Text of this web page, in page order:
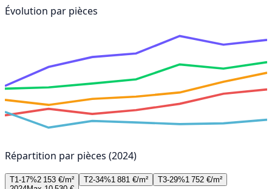
Évolution par pièces
Répartition par pièces (2024)
T1-17%2 153 €/m²
T2-34%1 881 €/m² T3-29%1 752 €/m²